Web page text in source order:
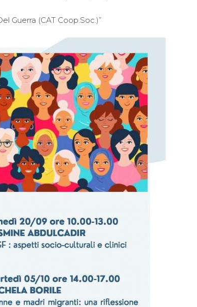
Guerra (CAT Coop.Soc.)”